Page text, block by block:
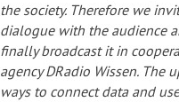
the society. Therefore we
dialogue with the audience
finally broadcast it in
agency DRadio Wissen. The
ways to connect data and